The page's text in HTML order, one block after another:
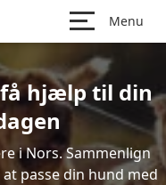
Menu
hjælp til din
i Nors. Sammenlign
passe din hund med